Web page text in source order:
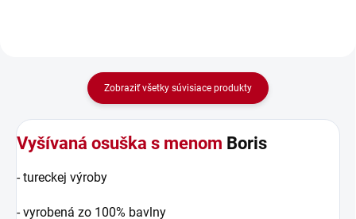
Zobraziť všetky súvisiace produkty
Vyšívaná osuška s menom Boris
- tureckej výroby
- vyrobená zo 100% bavlny